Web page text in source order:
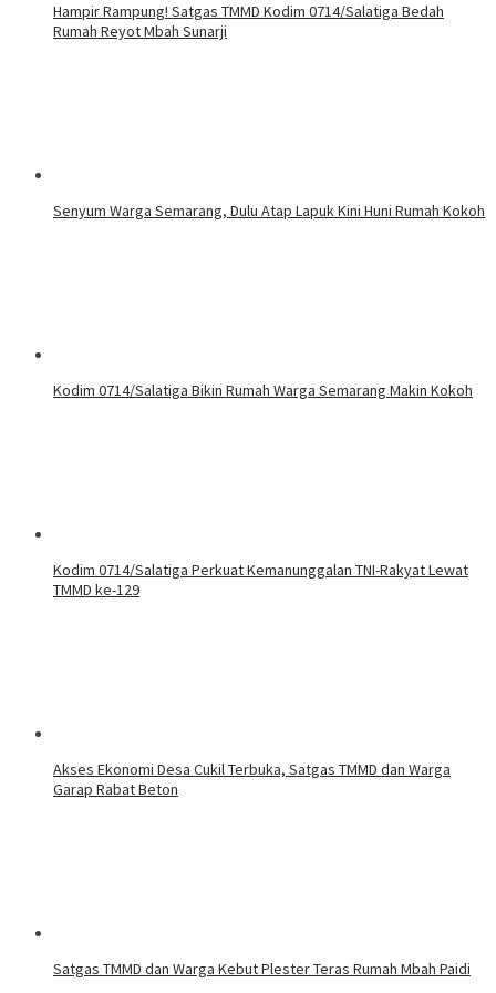
Hampir Rampung! Satgas TMMD Kodim 0714/Salatiga Bedah
Rumah Reyot Mbah Sunarji
Senyum Warga Semarang, Dulu Atap Lapuk Kini Huni Rumah Kokoh
Kodim 0714/Salatiga Bikin Rumah Warga Semarang Makin Kokoh
Kodim 0714/Salatiga Perkuat Kemanunggalan TNI-Rakyat Lewat
TMMD ke-129
Akses Ekonomi Desa Cukil Terbuka, Satgas TMMD dan Warga
Garap Rabat Beton
Satgas TMMD dan Warga Kebut Plester Teras Rumah Mbah Paidi